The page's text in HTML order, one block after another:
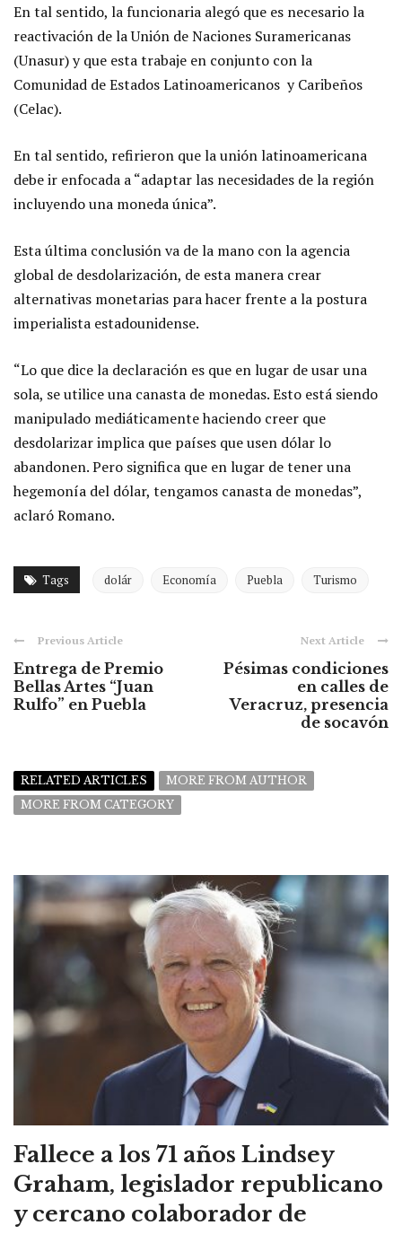
En tal sentido, la funcionaria alegó que es necesario la
reactivación de la Unión de Naciones Suramericanas
(Unasur) y que esta trabaje en conjunto con la
Comunidad de Estados Latinoamericanos y Caribeños
(Celac).
En tal sentido, refirieron que la unión latinoamericana
debe ir enfocada a “adaptar las necesidades de la región
incluyendo una moneda única”.
Esta última conclusión va de la mano con la agencia
global de desdolarización, de esta manera crear
alternativas monetarias para hacer frente a la postura
imperialista estadounidense.
“Lo que dice la declaración es que en lugar de usar una
sola, se utilice una canasta de monedas. Esto está siendo
manipulado mediáticamente haciendo creer que
desdolarizar implica que países que usen dólar lo
abandonen. Pero significa que en lugar de tener una
hegemonía del dólar, tengamos canasta de monedas”,
aclaró Romano.
Tags dolár Economía Puebla Turismo
Previous Article
Entrega de Premio
Bellas Artes “Juan
Rulfo” en Puebla
Next Article
Pésimas condiciones
en calles de
Veracruz, presencia
de socavón
RELATED ARTICLES
MORE FROM AUTHOR
MORE FROM CATEGORY
Fallece a los 71 años Lindsey
Graham, legislador republicano
y cercano colaborador de